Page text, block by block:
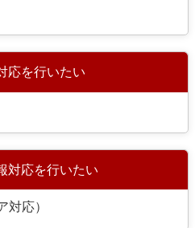
応を行いたい
対応を行いたい
対応）